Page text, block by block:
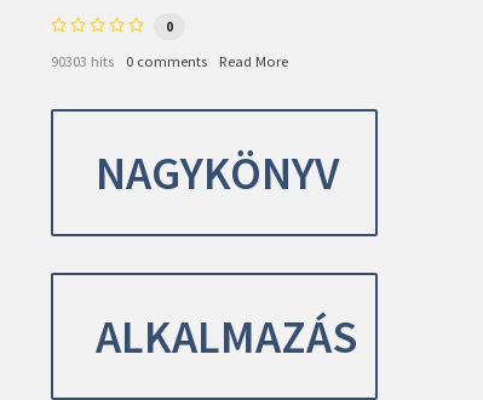
0
90303 hits 0 comments Read More
NAGYKÖNYV
ALKALMAZÁS